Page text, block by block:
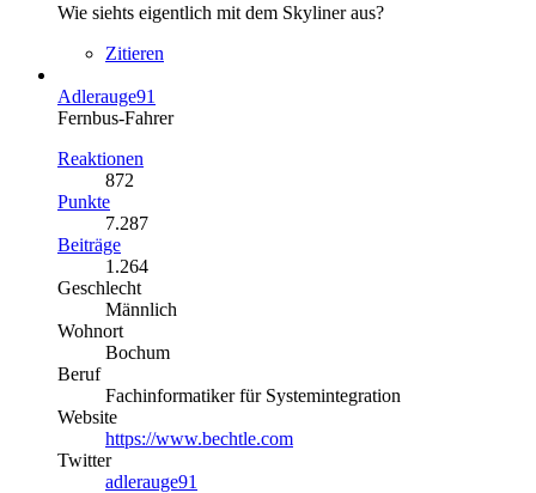
Wie siehts eigentlich mit dem Skyliner aus?
Zitieren
Adlerauge91
Fernbus-Fahrer
Reaktionen
872
Punkte
7.287
Beiträge
1.264
Geschlecht
Männlich
Wohnort
Bochum
Beruf
Fachinformatiker für Systemintegration
Website
https://www.bechtle.com
Twitter
adlerauge91